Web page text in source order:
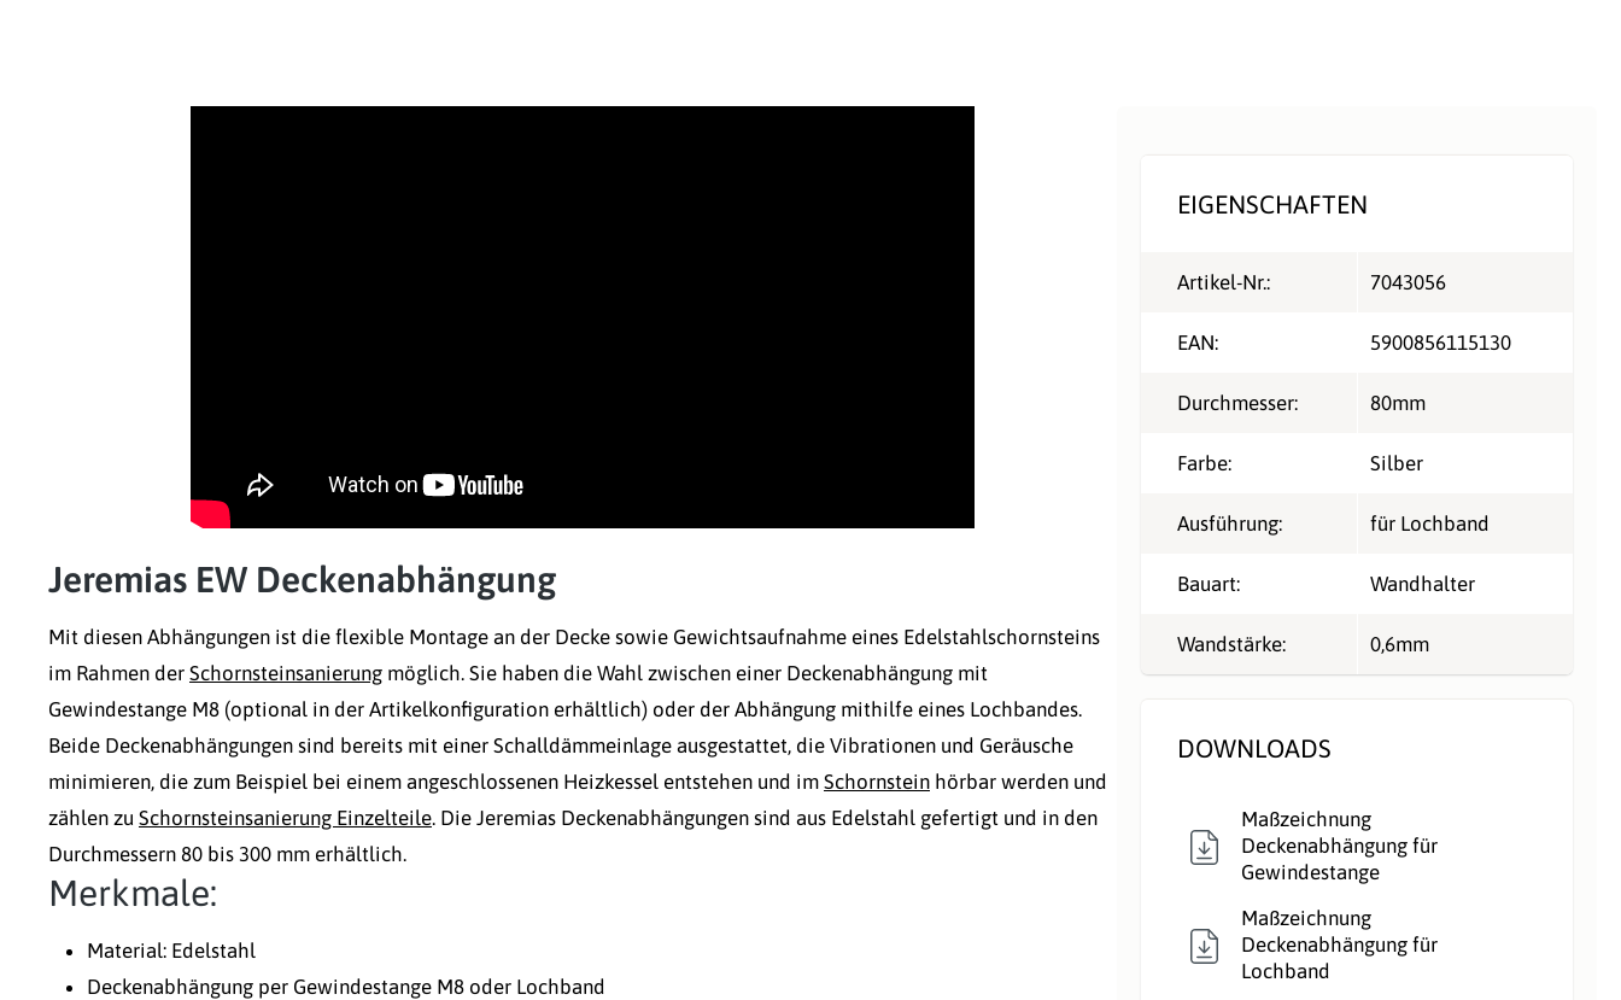
Jeremias EW Deckenabhängung
Mit diesen Abhängungen ist die flexible Montage an der Decke sowie Gewichtsaufnahme eines Edelstahlschornsteins
im Rahmen der Schornsteinsanierung möglich. Sie haben die Wahl zwischen einer Deckenabhängung mit
Gewindestange M8 (optional in der Artikelkonfiguration erhältlich) oder der Abhängung mithilfe eines Lochbandes.
Beide Deckenabhängungen sind bereits mit einer Schalldämmeinlage ausgestattet, die Vibrationen und Geräusche
minimieren, die zum Beispiel bei einem angeschlossenen Heizkessel entstehen und im Schornstein hörbar werden und
zählen zu Schornsteinsanierung Einzelteile. Die Jeremias Deckenabhängungen sind aus Edelstahl gefertigt und in den
Durchmessern 80 bis 300 mm erhältlich.
Merkmale:
Material: Edelstahl
Deckenabhängung per Gewindestange M8 oder Lochband
EIGENSCHAFTEN
Artikel-Nr.: 7043056
EAN: 5900856115130
Durchmesser: 80mm
Farbe: Silber
Ausführung: für Lochband
Bauart: Wandhalter
Wandstärke: 0,6mm
DOWNLOADS
Maßzeichnung
Deckenabhängung für
Gewindestange
Maßzeichnung
Deckenabhängung für
Lochband